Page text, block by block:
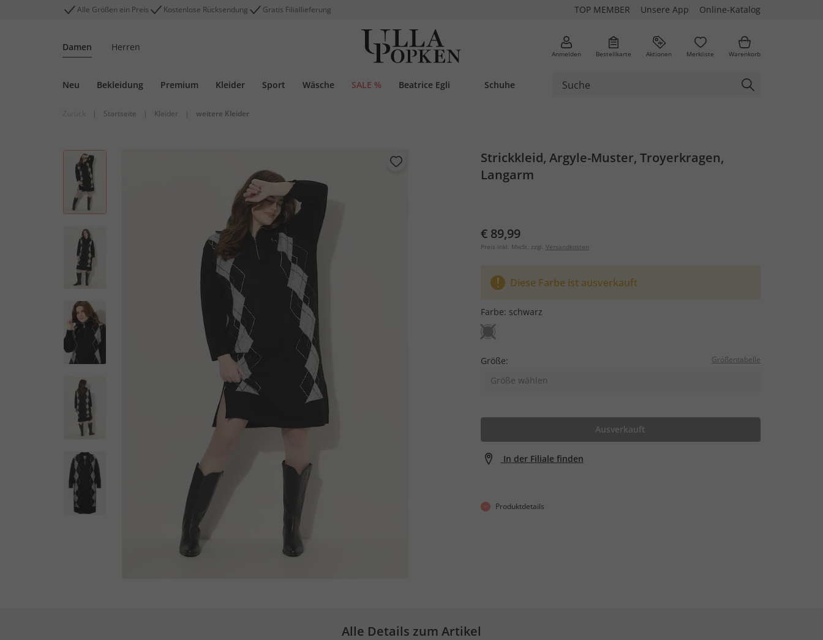
Alle Größen ein Preis Kostenlose Rücksendung Gratis Filiallieferung TOP MEMBER Unsere App Online-Katalog
Damen Herren
Anmelden Bestellkarte Aktionen Merkliste Warenkorb
Neu Bekleidung Premium Kleider Sport Wäsche SALE % Beatrice Egli Schuhe
| Startseite | Kleider | weitere Kleider
Strickkleid, Argyle-Muster, Troyerkragen,
Langarm
€ 89,99
Preis inkl. MwSt. zzgl. Versandkosten
Diese Farbe ist ausverkauft
Farbe: schwarz
Größe: Größentabelle
Größe wählen
Ausverkauft
In der Filiale finden
Produktdetails
Alle Details zum Artikel